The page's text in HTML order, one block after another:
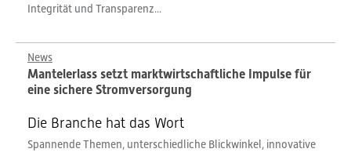
Integrität und Transparenz...
News
Mantelerlass setzt marktwirtschaftliche Impulse für
eine sichere Stromversorgung
Die Branche hat das Wort
Spannende Themen, unterschiedliche Blickwinkel, innovative